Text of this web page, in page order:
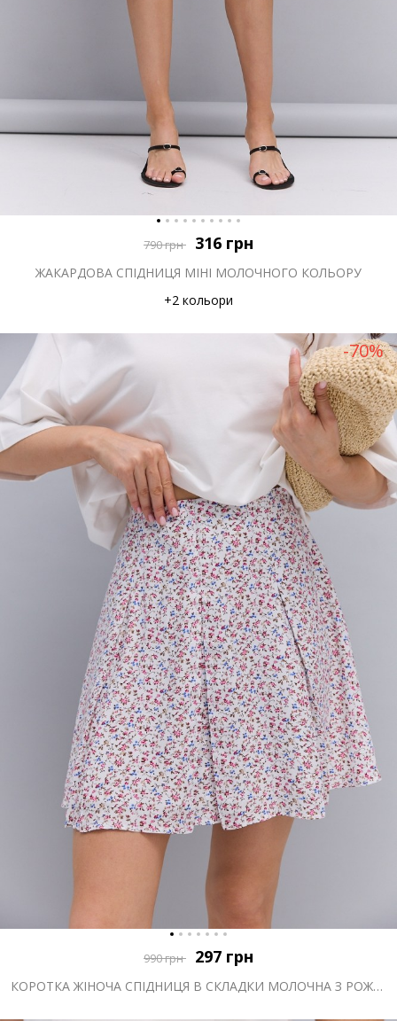
790грн 316 грн
ЖАКАРДОВА СПІДНИЦЯ МІНІ МОЛОЧНОГО КОЛЬОРУ
+2 кольори
-70%
990грн 297 грн
КОРОТКА ЖІНОЧА СПІДНИЦЯ В СКЛАДКИ МОЛОЧНА З РОЖЕВИМИ КВІТАМИ